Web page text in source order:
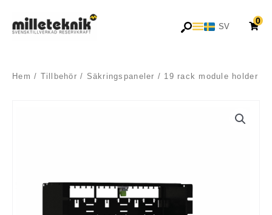
SV
EN
0
Hem / Tillbehör / Säkringspaneler / 19 rack module holder